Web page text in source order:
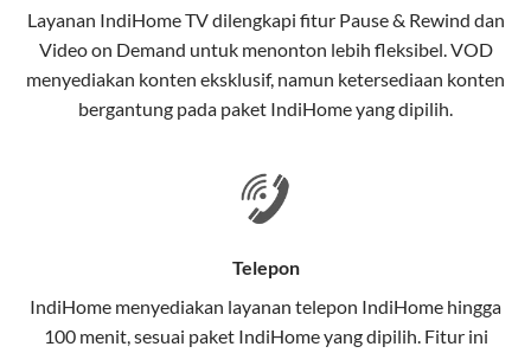
pelanggan. Teknologi ini memiliki beberapa
keunggulan:
Kecepatan Tinggi
dibandingkan kabel tembaga atau DSL.
elektromagnetik, sehingga koneksi tetap lancar.
Layanan IndiHome TVdilengkapi fitur Pause & Rewind dan
Video on Demand untuk menonton lebih fleksibel. VOD
menyediakan konten eksklusif, namun ketersediaan konten
bergantung pada paket IndiHome yang dipilih.
Telepon
IndiHome menyediakan layanan telepon IndiHome hingga
100 menit, sesuai paket IndiHome yang dipilih. Fitur ini